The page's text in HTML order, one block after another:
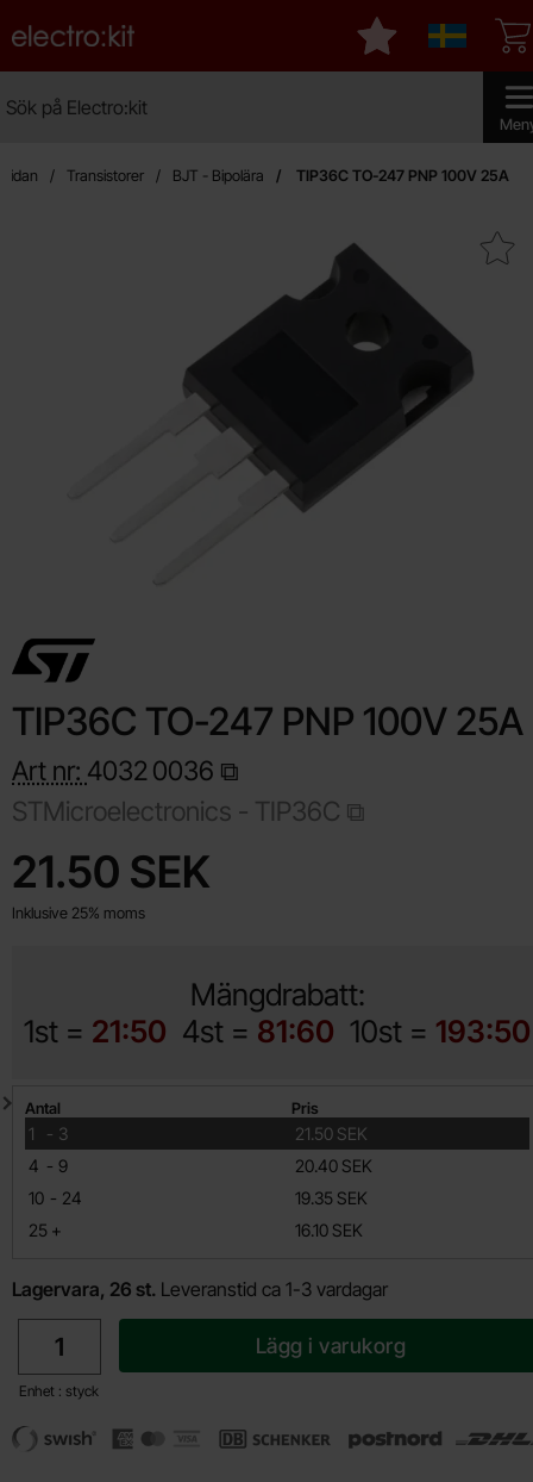
Startsidan för Electro:kit
Sverige
Mina favoriter
Transistorer BJT - Bipolära TIP36C TO-247 PNP 100V 25A
Makera tIP36C TO-247
TIP36C TO-247 PNP 100V 25A
Art nr: 4032 0036
STMicroelectronics - TIP36C
pris
21.50 SEK
Inklusive 25% moms
Mängdrabatt:
1st = 21:50 4st = 81:60 10st = 193:50
Mängdrabatt
Antal Pris
1 -
till 3
21.50 SEK
4 -
till 9
20.40 SEK
10 -
till 24
19.35 SEK
25 +
till 16.10 SEK
Lagervara, 26 st. Leveranstid ca 1-3 vardagar
Enhet : styck
Lägg i varukorg